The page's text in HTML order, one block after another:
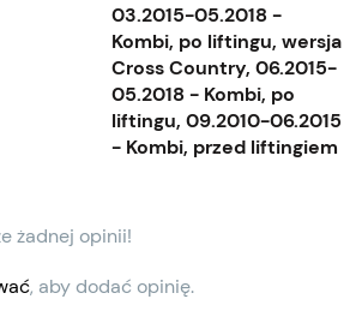
03.2015-05.2018 -
Kombi, po liftingu, wersja
Cross Country, 06.2015-
05.2018 - Kombi, po
liftingu, 09.2010-06.2015
- Kombi, przed liftingiem
żadnej opinii!
, aby dodać opinię.